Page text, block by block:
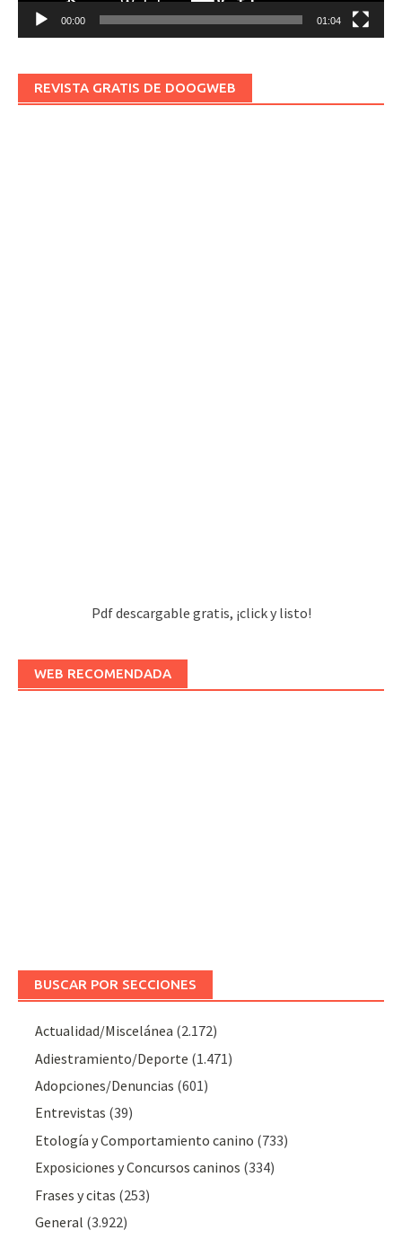
00:00 01:04
REVISTA GRATIS DE DOOGWEB
Pdf descargable gratis, ¡click y listo!
WEB RECOMENDADA
BUSCAR POR SECCIONES
Actualidad/Miscelánea (2.172)
Adiestramiento/Deporte (1.471)
Adopciones/Denuncias (601)
Entrevistas (39)
Etología y Comportamiento canino (733)
Exposiciones y Concursos caninos (334)
Frases y citas (253)
General (3.922)